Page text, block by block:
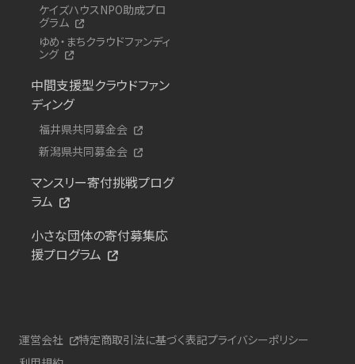
ケイズハウスNPO助成プロ
グラム
ゆめ・まちクラウドファンディ
ング
中間支援型クラウドファン
ディング
福井県共同募金会
新潟県共同募金会
マンスリー寄付挑戦プログ
ラム
小さな団体の寄付募集応
援プログラム
運営会社 特定商取引法に基づく表記プライバシーポリシー